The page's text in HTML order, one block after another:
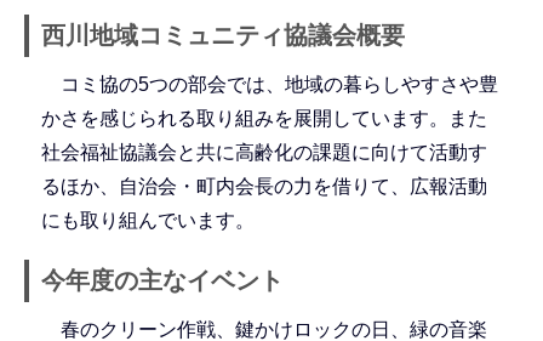
西川地域コミュニティ協議会概要
コミ協の5つの部会では、地域の暮らしやすさや豊
かさを感じられる取り組みを展開しています。また
社会福祉協議会と共に高齢化の課題に向けて活動す
るほか、自治会・町内会長の力を借りて、広報活動
にも取り組んでいます。
今年度の主なイベント
春のクリーン作戦、鍵かけロックの日、緑の音楽